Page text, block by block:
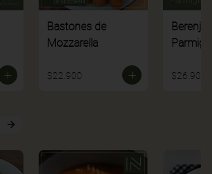
Bastones de
Mozzarella
$22.900 $26.900